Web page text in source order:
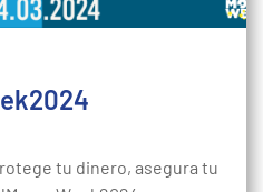
tu dinero, asegura tu